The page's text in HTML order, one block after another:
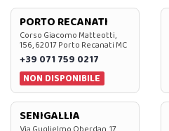
PORTO RECANATI
Corso Giacomo Matteotti,
156, 62017 Porto Recanati MC
+39 071 759 0217
NON DISPONIBILE
SENIGALLIA